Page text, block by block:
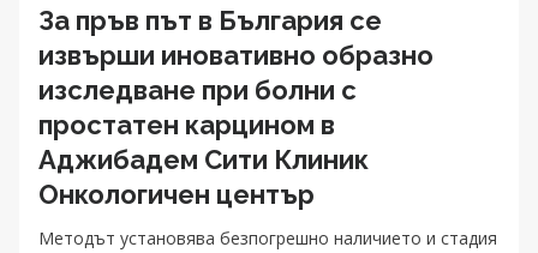
За пръв път в България се
извърши иновативно образно
изследване при болни с
простатен карцином в
Аджибадем Сити Клиник
Онкологичен център
Методът установява безпогрешно наличието и стадия